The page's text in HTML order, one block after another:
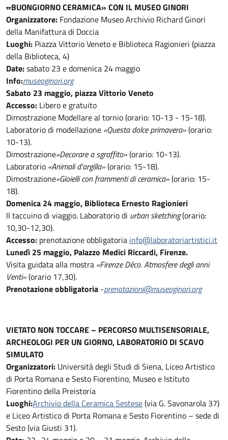
«BUONGIORNO CERAMICA» CON IL MUSEO GINORI
Organizzatore: Fondazione Museo Archivio Richard Ginori
della Manifattura di Doccia
Luoghi: Piazza Vittorio Veneto e Biblioteca Ragionieri (piazza
della Biblioteca, 4)
Date:sabato 23 e domenica 24 maggio
Info:museoginori.org
Sabato 23 maggio, piazza Vittorio Veneto
Accesso: Libero e gratuito
Dimostrazione Modellare al tornio (orario: 10-13 - 15-18).
Laboratorio di modellazione «Questa dolce primavera»(orario:
10-13).
Dimostrazione«Decorare a sgraffito»(orario: 10-13).
Laboratorio «Animali d’argilla»(orario: 15-18).
Dimostrazione«Gioielli con frammenti di ceramica»(orario: 15-
18).
Domenica 24 maggio, Biblioteca Ernesto Ragionieri
Il taccuino di viaggio. Laboratorio di urban sketching(orario:
10,30-12,30).
Accesso: prenotazione obbligatoria info@laboratoriartistici.it
Lunedì 25 maggio, Palazzo Medici Riccardi, Firenze.
Visita guidata alla mostra «Firenze Déco. Atmosfere degli anni
Venti»(orario 17,30).
Prenotazione obbligatoria -prenotazioni@museoginori.org
VIETATO NON TOCCARE – PERCORSO MULTISENSORIALE,
ARCHEOLOGI PER UN GIORNO, LABORATORIO DI SCAVO
SIMULATO
Organizzatori: Università degli Studi di Siena, Liceo Artistico
di Porta Romana e Sesto Fiorentino, Museo e Istituto
Fiorentino della Preistoria
Luoghi:Archivio della Ceramica Sestese(via G. Savonarola 37)
e Liceo Artistico di Porta Romana e Sesto Fiorentino – sede di
Sesto (via Giusti 31).